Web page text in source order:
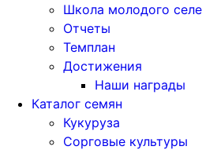
Школа молодого
Отчеты
Темплан
Достижения
Наши награды
Каталог семян
Кукуруза
Сорговые культуры